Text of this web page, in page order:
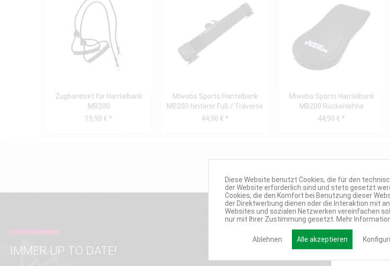
Zugbandset für Hantelbank
MB200
19,90 € *
Miweba Sports Hantelbank
MB200 hinterer Fuß / Traverse
hinten
44,90 € *
Miweba Sports Hantelbank
MB200 Rückenlehne
44,90 € *
IMMER UP TO DATE!
Werde
Verpasse nie
Diese Website benutzt Cookies, die für den
der Website erforderlich sind und stets gesetzt
Cookies, die den Komfort bei Benutzung dieser
der Direktwerbung dienen oder die Interaktion mit
Websites und sozialen Netzwerken vereinfachen
nur mit Ihrer Zustimmung gesetzt. Mehr
Ablehnen Alle akzeptieren